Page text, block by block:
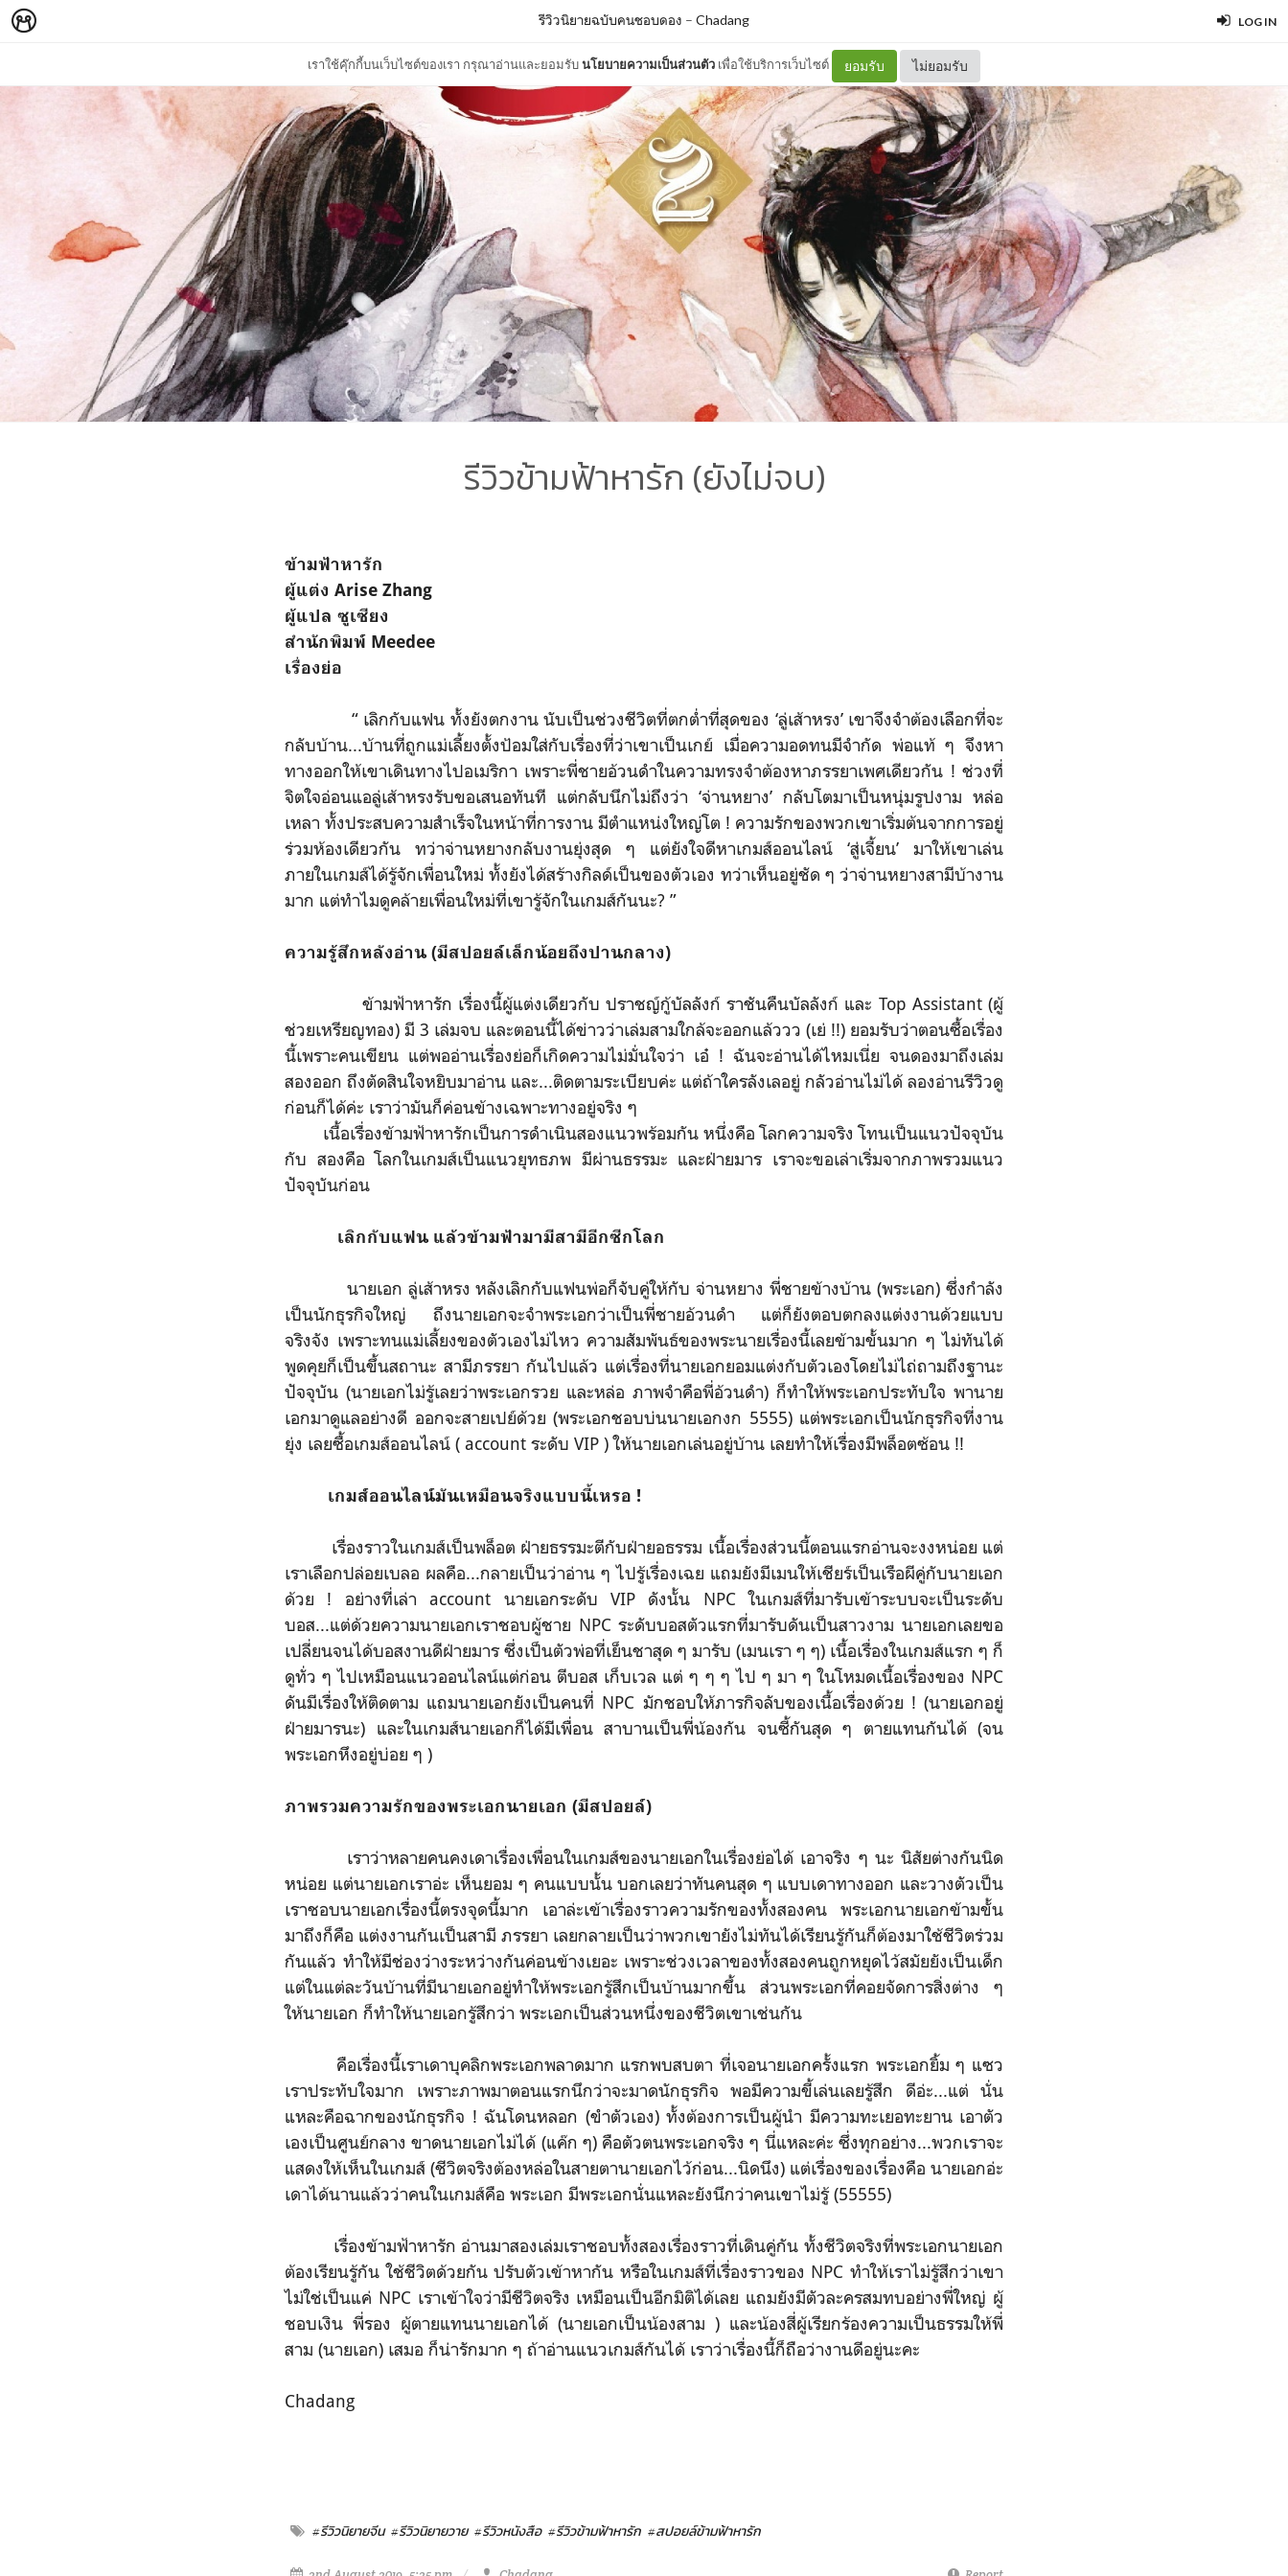
LOG IN
เราใช้คุ๊กกี้บนเว็บไซต์ของเรา กรุณาอ่านและยอมรับนโยบายความเป็นส่วนตัว เพื่อใช้บริการเว็บไซต์ ยอมรับ ไม่ยอมรับ
รีวิวนิยายฉบับคนชอบดอง – Chadang
รีวิวข้ามฟ้าหารัก (ยังไม่จบ)
ข้ามฟ้าหารัก
ผู้แต่ง Arise Zhang
ผู้แปล ซูเซียง
สำนักพิมพ์ Meedee
เรื่องย่อ
“ เลิกกับแฟน ทั้งยังตกงาน นับเป็นช่วงชีวิตที่ตกต่ำที่สุดของ ‘ลู่เส้าหรง’ เขาจึงจำต้องเลือกที่จะ
กลับบ้าน...บ้านที่ถูกแม่เลี้ยงตั้งป้อมใส่กับเรื่องที่ว่าเขาเป็นเกย์ เมื่อความอดทนมีจำกัด พ่อแท้ ๆ จึงหา
ทางออกให้เขาเดินทางไปอเมริกา เพราะพี่ชายอ้วนดำในความทรงจำต้องหาภรรยาเพศเดียวกัน ! ช่วงที่
จิตใจอ่อนแอลู่เส้าหรงรับขอเสนอทันที แต่กลับนึกไม่ถึงว่า ‘จ่านหยาง’ กลับโตมาเป็นหนุ่มรูปงาม หล่อ
เหลา ทั้งประสบความสำเร็จในหน้าที่การงาน มีตำแหน่งใหญ่โต ! ความรักของพวกเขาเริ่มต้นจากการอยู่
ร่วมห้องเดียวกัน ทว่าจ่านหยางกลับงานยุ่งสุด ๆ แต่ยังใจดีหาเกมส์ออนไลน์ ‘สู่เจี้ยน’ มาให้เขาเล่น
ภายในเกมส์ได้รู้จักเพื่อนใหม่ ทั้งยังได้สร้างกิลด์เป็นของตัวเอง ทว่าเห็นอยู่ชัด ๆ ว่าจ่านหยางสามีบ้างาน
มาก แต่ทำไมดูคล้ายเพื่อนใหม่ที่เขารู้จักในเกมส์กันนะ? ”
ความรู้สึกหลังอ่าน (มีสปอยล์เล็กน้อยถึงปานกลาง)
ข้ามฟ้าหารัก เรื่องนี้ผู้แต่งเดียวกับ ปราชญ์กู้บัลลังก์ ราชันคืนบัลลังก์ และ Top Assistant (ผู้
ช่วยเหรียญทอง) มี 3 เล่มจบ และตอนนี้ได้ข่าวว่าเล่มสามใกล้จะออกแล้ววว (เย่ !!) ยอมรับว่าตอนซื้อเรื่อง
นี้เพราะคนเขียน แต่พออ่านเรื่องย่อก็เกิดความไม่มั่นใจว่า เอ๋ ! ฉันจะอ่านได้ไหมเนี่ย จนดองมาถึงเล่ม
สองออก ถึงตัดสินใจหยิบมาอ่าน และ...ติดตามระเบียบค่ะ แต่ถ้าใครลังเลอยู่ กลัวอ่านไม่ได้ ลองอ่านรีวิวดู
ก่อนก็ได้ค่ะ เราว่ามันก็ค่อนข้างเฉพาะทางอยู่จริง ๆ
เนื้อเรื่องข้ามฟ้าหารักเป็นการดำเนินสองแนวพร้อมกัน หนึ่งคือ โลกความจริง โทนเป็นแนวปัจจุบัน
กับ สองคือ โลกในเกมส์เป็นแนวยุทธภพ มีผ่านธรรมะ และฝ่ายมาร เราจะขอเล่าเริ่มจากภาพรวมแนว
ปัจจุบันก่อน
เลิกกับแฟน แล้วข้ามฟ้ามามีสามีอีกซีกโลก
นายเอก ลู่เส้าหรง หลังเลิกกับแฟนพ่อก็จับคู่ให้กับ จ่านหยาง พี่ชายข้างบ้าน (พระเอก) ซึ่งกำลัง
เป็นนักธุรกิจใหญ่ ถึงนายเอกจะจำพระเอกว่าเป็นพี่ชายอ้วนดำ แต่ก็ยังตอบตกลงแต่งงานด้วยแบบ
จริงจัง เพราะทนแม่เลี้ยงของตัวเองไม่ไหว ความสัมพันธ์ของพระนายเรื่องนี้เลยข้ามขั้นมาก ๆ ไม่ทันได้
พูดคุยก็เป็นขึ้นสถานะ สามีภรรยา กันไปแล้ว แต่เรื่องที่นายเอกยอมแต่งกับตัวเองโดยไม่ไถ่ถามถึงฐานะ
ปัจจุบัน (นายเอกไม่รู้เลยว่าพระเอกรวย และหล่อ ภาพจำคือพี่อ้วนดำ) ก็ทำให้พระเอกประทับใจ พานาย
เอกมาดูแลอย่างดี ออกจะสายเปย์ด้วย (พระเอกชอบบ่นนายเอกงก 5555) แต่พระเอกเป็นนักธุรกิจที่งาน
ยุ่ง เลยซื้อเกมส์ออนไลน์ ( account ระดับ VIP ) ให้นายเอกเล่นอยู่บ้าน เลยทำให้เรื่องมีพล็อตซ้อน !!
เกมส์ออนไลน์มันเหมือนจริงแบบนี้เหรอ !
เรื่องราวในเกมส์เป็นพล็อต ฝ่ายธรรมะตีกับฝ่ายอธรรม เนื้อเรื่องส่วนนี้ตอนแรกอ่านจะงงหน่อย แต่
เราเลือกปล่อยเบลอ ผลคือ...กลายเป็นว่าอ่าน ๆ ไปรู้เรื่องเฉย แถมยังมีเมนให้เชียร์เป็นเรือผีคู่กับนายเอก
ด้วย ! อย่างที่เล่า account นายเอกระดับ VIP ดังนั้น NPC ในเกมส์ที่มารับเข้าระบบจะเป็นระดับ
บอส...แต่ด้วยความนายเอกเราชอบผู้ชาย NPC ระดับบอสตัวแรกที่มารับดันเป็นสาวงาม นายเอกเลยขอ
เปลี่ยนจนได้บอสงานดีฝ่ายมาร ซึ่งเป็นตัวพ่อที่เย็นชาสุด ๆ มารับ (เมนเรา ๆ ๆ) เนื้อเรื่องในเกมส์แรก ๆ ก็
ดูทั่ว ๆ ไปเหมือนแนวออนไลน์แต่ก่อน ตีบอส เก็บเวล แต่ ๆ ๆ ๆ ไป ๆ มา ๆ ในโหมดเนื้อเรื่องของ NPC
ดันมีเรื่องให้ติดตาม แถมนายเอกยังเป็นคนที่ NPC มักชอบให้ภารกิจลับของเนื้อเรื่องด้วย ! (นายเอกอยู่
ฝ่ายมารนะ) และในเกมส์นายเอกก็ได้มีเพื่อน สาบานเป็นพี่น้องกัน จนซี้กันสุด ๆ ตายแทนกันได้ (จน
พระเอกหึงอยู่บ่อย ๆ )
ภาพรวมความรักของพระเอกนายเอก (มีสปอยล์)
เราว่าหลายคนคงเดาเรื่องเพื่อนในเกมส์ของนายเอกในเรื่องย่อได้ เอาจริง ๆ นะ นิสัยต่างกันนิด
หน่อย แต่นายเอกเราอ่ะ เห็นยอม ๆ คนแบบนั้น บอกเลยว่าทันคนสุด ๆ แบบเดาทางออก และวางตัวเป็น
เราชอบนายเอกเรื่องนี้ตรงจุดนี้มาก เอาล่ะเข้าเรื่องราวความรักของทั้งสองคน พระเอกนายเอกข้ามขั้น
มาถึงก็คือ แต่งงานกันเป็นสามี ภรรยา เลยกลายเป็นว่าพวกเขายังไม่ทันได้เรียนรู้กันก็ต้องมาใช้ชีวิตร่วม
กันแล้ว ทำให้มีช่องว่างระหว่างกันค่อนข้างเยอะ เพราะช่วงเวลาของทั้งสองคนถูกหยุดไว้สมัยยังเป็นเด็ก
แต่ในแต่ละวันบ้านที่มีนายเอกอยู่ทำให้พระเอกรู้สึกเป็นบ้านมากขึ้น ส่วนพระเอกที่คอยจัดการสิ่งต่าง ๆ
ให้นายเอก ก็ทำให้นายเอกรู้สึกว่า พระเอกเป็นส่วนหนึ่งของชีวิตเขาเช่นกัน
คือเรื่องนี้เราเดาบุคลิกพระเอกพลาดมาก แรกพบสบตา ที่เจอนายเอกครั้งแรก พระเอกยิ้ม ๆ แซว
เราประทับใจมาก เพราะภาพมาตอนแรกนึกว่าจะมาดนักธุรกิจ พอมีความขี้เล่นเลยรู้สึก ดีอ่ะ...แต่ นั่น
แหละคือฉากของนักธุรกิจ ! ฉันโดนหลอก (ขำตัวเอง) ทั้งต้องการเป็นผู้นำ มีความทะเยอทะยาน เอาตัว
เองเป็นศูนย์กลาง ขาดนายเอกไม่ได้ (แค๊ก ๆ) คือตัวตนพระเอกจริง ๆ นี่แหละค่ะ ซึ่งทุกอย่าง...พวกเราจะ
แสดงให้เห็นในเกมส์ (ชีวิตจริงต้องหล่อในสายตานายเอกไว้ก่อน...นิดนึง) แต่เรื่องของเรื่องคือ นายเอกอ่ะ
เดาได้นานแล้วว่าคนในเกมส์คือ พระเอก มีพระเอกนั่นแหละยังนึกว่าคนเขาไม่รู้ (55555)
เรื่องข้ามฟ้าหารัก อ่านมาสองเล่มเราชอบทั้งสองเรื่องราวที่เดินคู่กัน ทั้งชีวิตจริงที่พระเอกนายเอก
ต้องเรียนรู้กัน ใช้ชีวิตด้วยกัน ปรับตัวเข้าหากัน หรือในเกมส์ที่เรื่องราวของ NPC ทำให้เราไม่รู้สึกว่าเขา
ไม่ใช่เป็นแค่ NPC เราเข้าใจว่ามีชีวิตจริง เหมือนเป็นอีกมิติได้เลย แถมยังมีตัวละครสมทบอย่างพี่ใหญ่ ผู้
ชอบเงิน พี่รอง ผู้ตายแทนนายเอกได้ (นายเอกเป็นน้องสาม ) และน้องสี่ผู้เรียกร้องความเป็นธรรมให้พี่
สาม (นายเอก) เสมอ ก็น่ารักมาก ๆ ถ้าอ่านแนวเกมส์กันได้ เราว่าเรื่องนี้ก็ถือว่างานดีอยู่นะคะ
Chadang
#รีวิวนิยายจีน #รีวิวนิยายวาย #รีวิวหนังสือ #รีวิวข้ามฟ้าหารัก #สปอยล์ข้ามฟ้าหารัก